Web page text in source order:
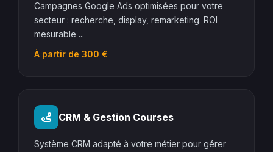
Campagnes Google Ads optimisées pour votre
secteur : recherche, display, remarketing. ROI
mesurable ...
À partir de 300 €
CRM & Gestion Courses
Système CRM adapté à votre métier pour gérer